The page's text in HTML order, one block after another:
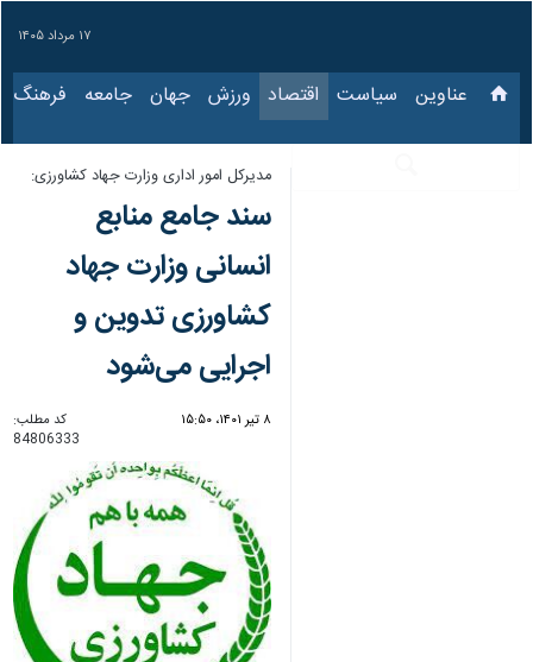
۱۷ مرداد ۱۴۰۵
عناوین‌ سیاست اقتصاد ورزش جهان جامعه فرهنگ
مدیرکل امور اداری وزارت جهاد کشاورزی:
سند جامع منابع انسانی
وزارت جهاد کشاورزی
تدوین و اجرایی
می‌شود
۸ تیر ۱۴۰۱، ۱۵:۵۰
کد مطلب:
84806333